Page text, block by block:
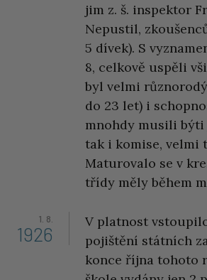
jim z. š. inspektor
Nepustil,
5 dívek). S
8, celkově uspěli
byl velmi
do 23 let) i
mnohdy musili býti
tak i komise, velmi
Maturovalo se v
třídy měly během
1. 8.
1926
V platnost
pojištění státních
konce října tohoto